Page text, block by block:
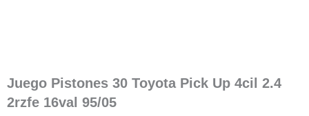
Juego Pistones 30 Toyota Pick Up 4cil 2.4
2rzfe 16val 95/05